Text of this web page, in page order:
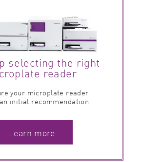
selecting the right
reader
your microplate reader
initial recommendation!
Learn more